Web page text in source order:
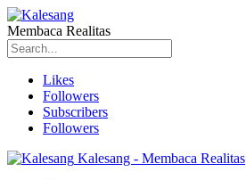
Membaca Realitas
Likes
Followers
Subscribers
Followers
Kalesang - Membaca Realitas